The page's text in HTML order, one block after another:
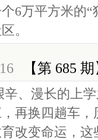
6万平方米的“
。
【第 685
、漫长的上
再换四趟车
改变命运，这